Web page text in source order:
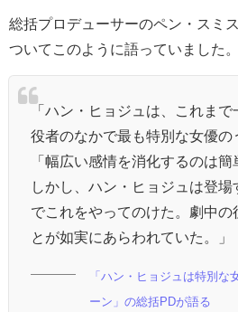
総括プロデューサーのペン・スミ
ついてこのように語っていました。
「ハン・ヒョジュは、これま
役者のなかで最も特別な女優の
「幅広い感情を消化するのは簡
しかし、ハン・ヒョジュは登
でこれをやってのけた。劇中の
とが如実にあらわれていた。」
「ハン・ヒョジュは特別な
ーン」の総括PDが語る